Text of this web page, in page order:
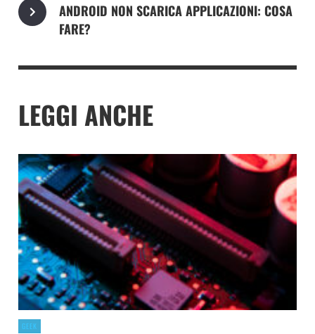
ANDROID NON SCARICA APPLICAZIONI: COSA
FARE?
LEGGI ANCHE
GEEK